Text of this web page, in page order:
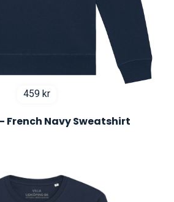
459 kr
French Navy Sweatshirt